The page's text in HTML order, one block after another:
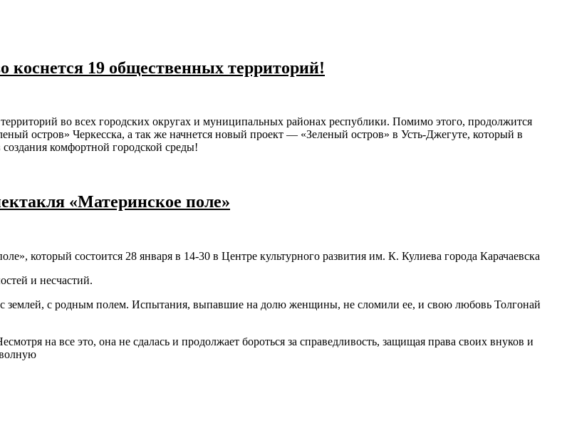
коснется 19 общественных территорий!
во всех городских округах и муниципальных районах республики. Помимо этого, продолжится
остров» Черкесска, а так же начнется новый проект — «Зеленый остров» в Усть-Джегуте, который в
комфортной городской среды!
«Материнское поле»
который состоится 28 января в 14-30 в Центре культурного развития им. К. Кулиева города Карачаевска
и несчастий.
с землей, с родным полем. Испытания, выпавшие на долю женщины, не сломили ее, и свою любовь Толгонай
на все это, она не сдалась и продолжает бороться за справедливость, защищая права своих внуков и